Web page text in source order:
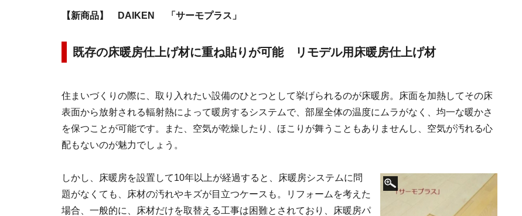
【新商品】 DAIKEN 「サーモプラス」
既存の床暖房仕上げ材に重ね貼りが可能 リモデル用床暖房仕上げ材
住まいづくりの際に、取り入れたい設備のひとつとして挙げられるのが床暖房。床面を加熱してその床
表面から放射される輻射熱によって暖房するシステムで、部屋全体の温度にムラがなく、均一な暖かさ
を保つことが可能です。また、空気が乾燥したり、ほこりが舞うこともありませんし、空気が汚れる心
配もないのが魅力でしょう。
しかし、床暖房を設置して10年以上が経過すると、床暖房システムに問
題がなくても、床材の汚れやキズが目立つケースも。リフォームを考えた
場合、一般的に、床材だけを取替える工事は困難とされており、床暖房パ